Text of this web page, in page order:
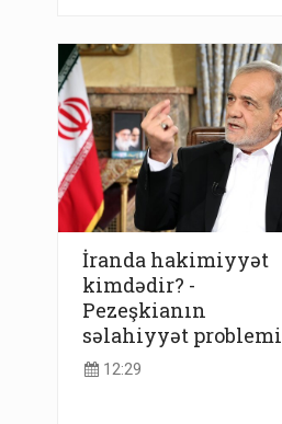
İranda hakimiyyət
kimdədir? -
Pezeşkianın
səlahiyyət problemi
12:29